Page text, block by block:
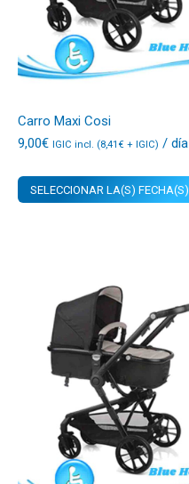
Carro Maxi Cosi
9,00€ IGIC incl. (8,41 € + IGIC) / día
SELECCIONAR LA(S) FECHA(S)